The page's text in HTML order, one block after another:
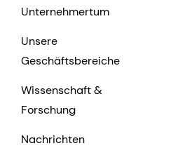
Unternehmertum
Unsere
Geschäftsbereiche
Wissenschaft &
Forschung
Nachrichten